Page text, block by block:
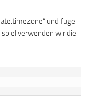
und füge
verwenden wir die